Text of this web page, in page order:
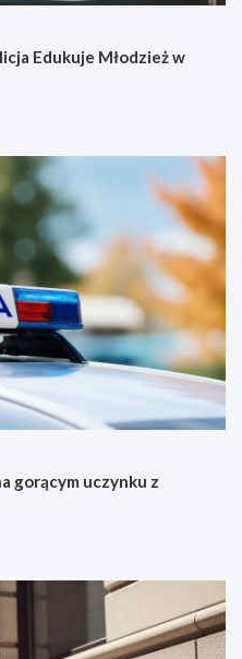
Edukuje Młodzież w
gorącym uczynku z